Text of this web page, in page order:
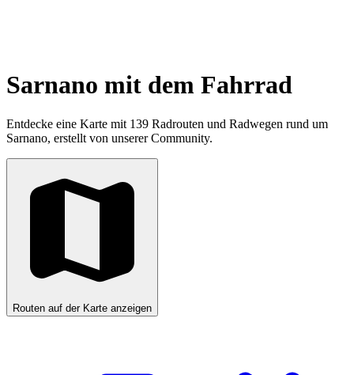
Sarnano mit dem Fahrrad
Entdecke eine Karte mit 139 Radrouten und Radwegen rund um
Sarnano, erstellt von unserer Community.
Routen auf der Karte anzeigen